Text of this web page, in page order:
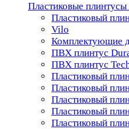
Пластиковые плинтусы
Пластиковый
Vilo
Комплектующие
ПВХ плинтус
ПВХ плинтус
Пластиковый
Пластиковый
Пластиковый
Пластиковый
Пластиковый